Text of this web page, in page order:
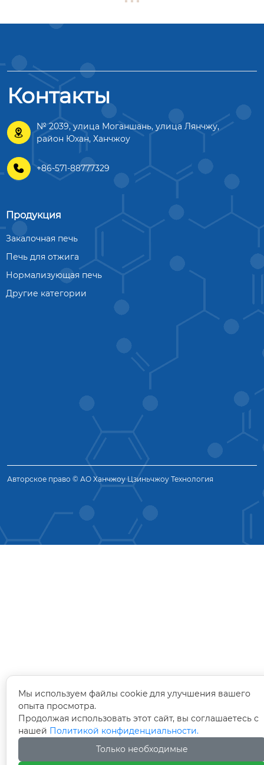
Контакты

№ 2039, улица Моганшань, улица Лянчжу,
район Юхан, Ханчжоу
 +86-571-88777329
Продукция
Закалочная печь
Печь для отжига
Нормализующая печь
Другие категории
Авторское право © АО Ханчжоу Цзиньчжоу Технология
Мы используем файлы cookie для улучшения вашего
опыта просмотра.
Продолжая использовать этот сайт, вы соглашаетесь с
нашей Политикой конфиденциальности.
Только необходимые